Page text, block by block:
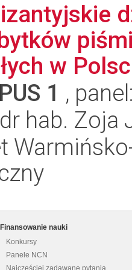
w
1 ,
hab. Zoja
Finansowanie nauki
Konkursy
Panele NCN
Najczęściej zadawane pytania